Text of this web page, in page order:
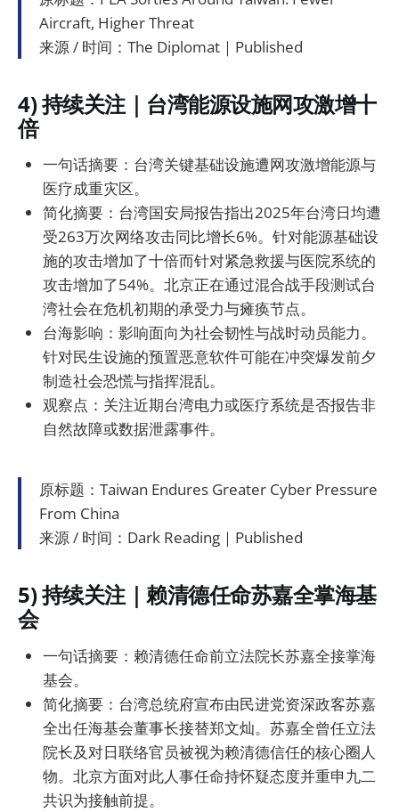
Aircraft, Higher Threat
来源 / 时间：The Diplomat｜Published
4) 持续关注｜台湾能源设施网攻激增十
倍
一句话摘要：台湾关键基础设施遭网攻激增能源与
医疗成重灾区。
简化摘要：台湾国安局报告指出2025年台湾日均遭
受263万次网络攻击同比增长6%。针对能源基础设
施的攻击增加了十倍而针对紧急救援与医院系统的
攻击增加了54%。北京正在通过混合战手段测试台
湾社会在危机初期的承受力与瘫痪节点。
台海影响：影响面向为社会韧性与战时动员能力。
针对民生设施的预置恶意软件可能在冲突爆发前夕
制造社会恐慌与指挥混乱。
观察点：关注近期台湾电力或医疗系统是否报告非
自然故障或数据泄露事件。
原标题：Taiwan Endures Greater Cyber Pressure
From China
来源 / 时间：Dark Reading｜Published
5) 持续关注｜赖清德任命苏嘉全掌海基
会
一句话摘要：赖清德任命前立法院长苏嘉全接掌海
基会。
简化摘要：台湾总统府宣布由民进党资深政客苏嘉
全出任海基会董事长接替郑文灿。苏嘉全曾任立法
院长及对日联络官员被视为赖清德信任的核心圈人
物。北京方面对此人事任命持怀疑态度并重申九二
共识为接触前提。